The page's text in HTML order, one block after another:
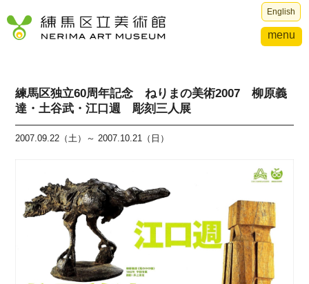
English
menu
練馬区独立60周年記念 ねりまの美術2007 柳原義
達・土谷武・江口週 彫刻三人展
2007.09.22（土）～ 2007.10.21（日）